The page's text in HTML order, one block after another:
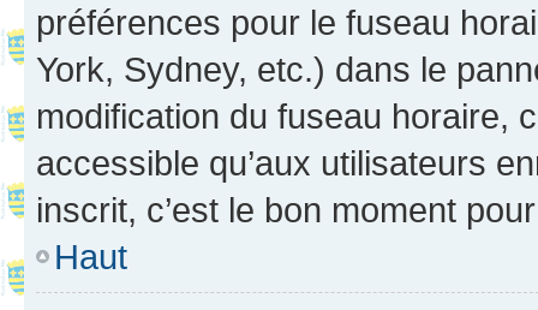
préférences pour le fuseau
York, Sydney, etc.) dans le
modification du fuseau horaire,
accessible qu’aux utilisateurs
inscrit, c’est le bon moment
Haut